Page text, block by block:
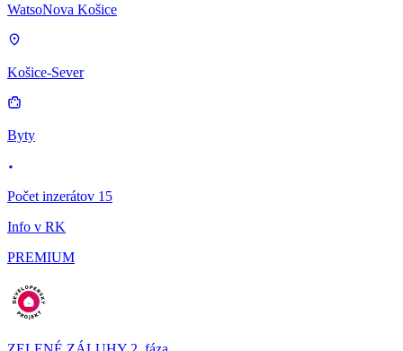
WatsoNova Košice
Košice-Sever
Byty
Počet inzerátov 15
Info v RK
PREMIUM